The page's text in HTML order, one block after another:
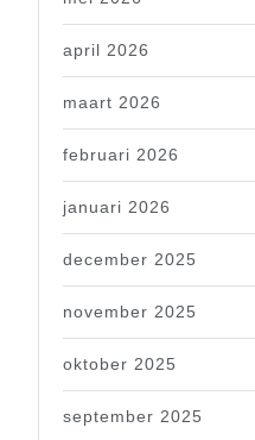
april 2026
maart 2026
februari 2026
januari 2026
december 2025
november 2025
oktober 2025
september 2025